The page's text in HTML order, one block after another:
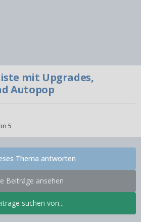
mit Upgrades,
Autopop
5
suchen von...
Beiträge ansehen
Thema antworten